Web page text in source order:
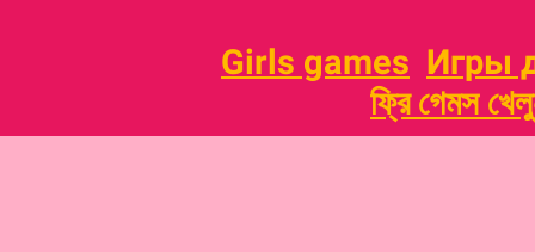
Girls games Игры
ফ্রি গেমস